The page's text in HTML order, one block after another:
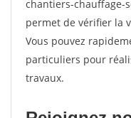
chantiers-chauffage-
permet de vérifier la
Vous pouvez
particuliers pour
travaux.